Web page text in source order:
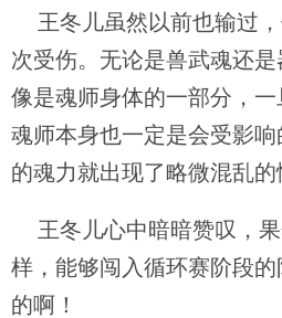
王冬儿虽然以前也输过
次受伤。无论是兽武魂还
像是魂师身体的一部分，一
魂师本身也一定是会受影
的魂力就出现了略微混乱的
王冬儿心中暗暗赞叹，
样，能够闯入循环赛阶段
的啊！